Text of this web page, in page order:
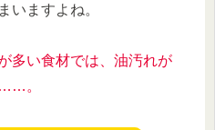
いますよね。
多い食材では、油汚れが
。